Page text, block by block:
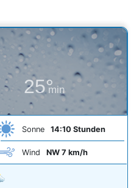
25°
min
Sonne 14:10 Stunden
Wind NW 7 km/h